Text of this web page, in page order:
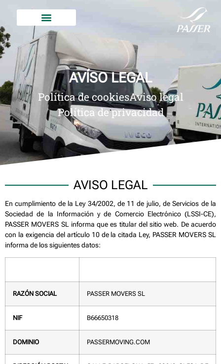
AVÍSO LEGAL
Política de cookiesAviso legal
Política de privacidad
AVISO LEGAL
En cumplimiento de la Ley 34/2002, de 11 de julio, de Servicios de la
Sociedad de la Información y de Comercio Electrónico (LSSI-CE),
PASSER MOVERS SL informa que es titular del sitio web. De acuerdo
con la exigencia del artículo 10 de la citada Ley, PASSER MOVERS SL
informa de los siguientes datos:
RAZÓN SOCIAL PASSER MOVERS SL
NIF B66650318
DOMINIO PASSERMOVING.COM